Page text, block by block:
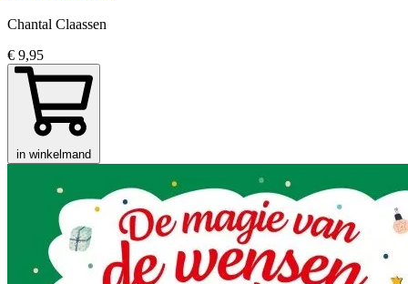
Chantal Claassen
€ 9,95
in winkelmand